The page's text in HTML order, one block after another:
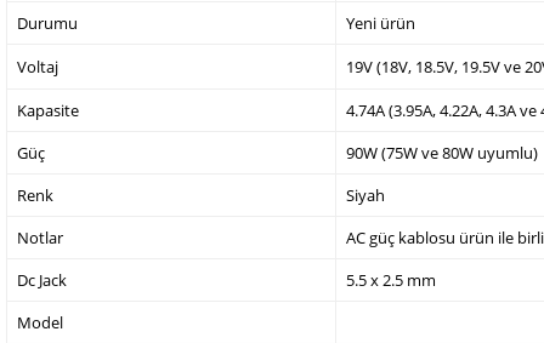
Durumu
Yeni ürün
Voltaj
19V (18V, 18.5V, 19.5V ve
Kapasite
4.74A (3.95A, 4.22A, 4.3A
Güç
90W (75W ve 80W uyumlu)
Renk
Siyah
Notlar
AC güç kablosu ürün ile
Dc Jack
5.5 x 2.5 mm
Model